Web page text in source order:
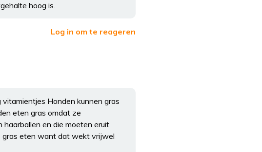
hoog is.
Log in om te reageren
Honden kunnen gras
eten gras omdat ze
en die moeten eruit
gras eten want dat wekt vrijwel